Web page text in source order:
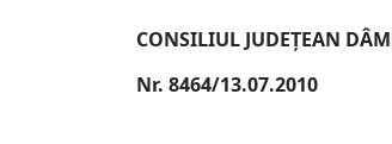
CONSILIUL JUDEŢEAN
Nr. 8464/13.07.2010